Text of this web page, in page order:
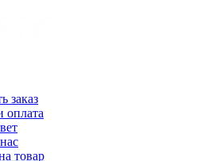
заказ
оплата
товар